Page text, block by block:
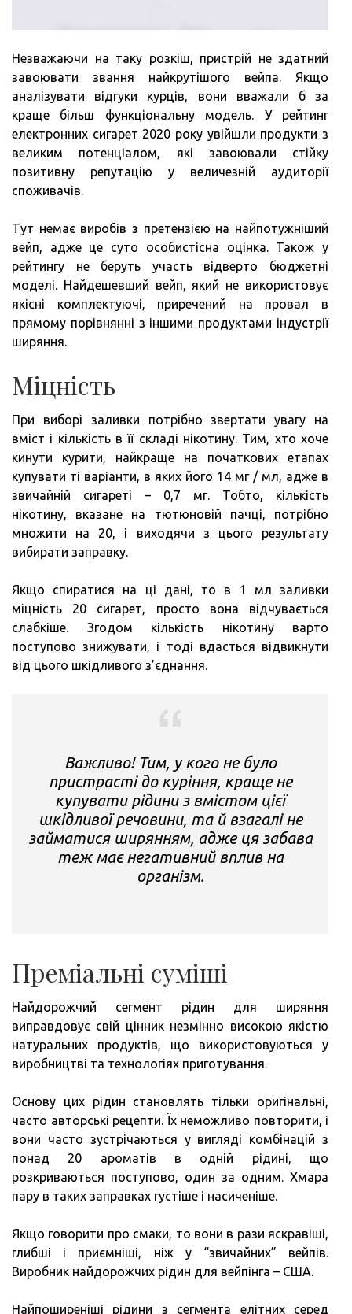
Незважаючи на таку розкіш, пристрій не здатний
завоювати звання найкрутішого вейпа. Якщо
аналізувати відгуки курців, вони вважали б за
краще більш функціональну модель. У рейтинг
електронних сигарет 2020 року увійшли продукти з
великим потенціалом, які завоювали стійку
позитивну репутацію у величезній аудиторії
споживачів.
Тут немає виробів з претензією на найпотужніший
вейп, адже це суто особистісна оцінка. Також у
рейтингу не беруть участь відверто бюджетні
моделі. Найдешевший вейп, який не використовує
якісні комплектуючі, приречений на провал в
прямому порівнянні з іншими продуктами індустрії
ширяння.
Міцність
При виборі заливки потрібно звертати увагу на
вміст і кількість в її складі нікотину. Тим, хто хоче
кинути курити, найкраще на початкових етапах
купувати ті варіанти, в яких його 14 мг / мл, адже в
звичайній сигареті – 0,7 мг. Тобто, кількість
нікотину, вказане на тютюновій пачці, потрібно
множити на 20, і виходячи з цього результату
вибирати заправку.
Якщо спиратися на ці дані, то в 1 мл заливки
міцність 20 сигарет, просто вона відчувається
слабкіше. Згодом кількість нікотину варто
поступово знижувати, і тоді вдасться відвикнути
від цього шкідливого з’єднання.
Важливо! Тим, у кого не було
пристрасті до куріння, краще не
купувати рідини з вмістом цієї
шкідливої речовини, та й взагалі не
займатися ширянням, адже ця забава
теж має негативний вплив на
організм.
Преміальні суміші
Найдорожчий сегмент рідин для ширяння
виправдовує свій цінник незмінно високою якістю
натуральних продуктів, що використовуються у
виробництві та технологіях приготування.
Основу цих рідин становлять тільки оригінальні,
часто авторські рецепти. Їх неможливо повторити, і
вони часто зустрічаються у вигляді комбінацій з
понад 20 ароматів в одній рідині, що
розкриваються поступово, один за одним. Хмара
пару в таких заправках густіше і насиченіше.
Якщо говорити про смаки, то вони в рази яскравіші,
глибші і приємніші, ніж у “звичайних” вейпів.
Виробник найдорожчих рідин для вейпінга – США.
Найпоширеніші рідини з сегмента елітних серед